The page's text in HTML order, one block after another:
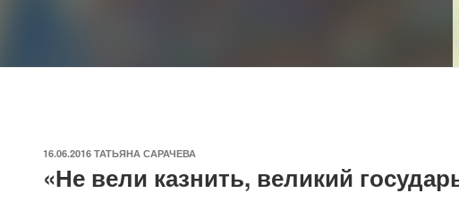
ОПУБЛИКОВАНО
16.06.2016 ТАТЬЯНА САРАЧЕВА
«Не вели казнить, великий